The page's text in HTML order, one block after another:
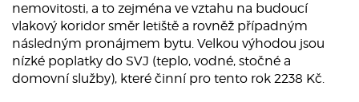
nemovitosti, a to zejména ve vztahu na budoucí
vlakový koridor směr letiště a rovněž případným
následným pronájmem bytu. Velkou výhodou jsou
nízké poplatky do SVJ (teplo, vodné, stočné a
domovní služby), které činní pro tento rok 2238 Kč.